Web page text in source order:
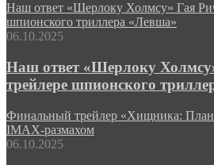
Наш ответ «Шерлоку Холмсу» Гая
шпионского триллера «Левша»
06.10.2025
Наш ответ «Шерлоку
трейлере шпионского
Финальный трейлер «Хищника:
IMAX-размахом
06.10.2025